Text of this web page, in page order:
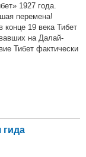
1927 года.
перемена!
19 века Тибет
на Далай-
Тибет фактически
гида